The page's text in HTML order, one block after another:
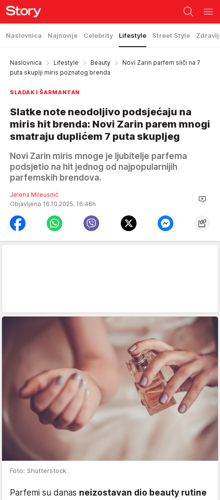
Naslovnica Najnovije Celebrity Lifestyle Street Style
Naslovnica Lifestyle Beauty
Novi Zarin parfem sliči na 7
puta skuplji miris poznatog brenda
SLADAK I ŠARMANTAN
Slatke note neodoljivo podsjećaju na
miris hit brenda: Novi Zarin parem mnogi
smatraju duplićem 7 puta skupljeg
Novi Zarin miris mnoge je ljubitelje parfema
podsjetio na hit jednog od najpopularnijih
parfemskih brendova.
Jelena Mileusnić
Objavljeno 16.10.2025. 16:46h
Foto: Shutterstock
Parfemi su danas neizostavan dio beauty rutine